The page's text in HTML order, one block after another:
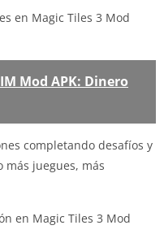
en Magic Tiles 3 Mod
Mod APK: Dinero
completando desafíos y
más juegues, más
en Magic Tiles 3 Mod